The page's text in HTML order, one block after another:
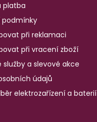
platba
při reklamaci
při vracení zboží
služby a slevové akce
údajů
elektrozařízení a baterií